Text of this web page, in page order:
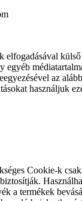
elfogadásával
egyéb
az
használjuk
Cookie-k
a termékek